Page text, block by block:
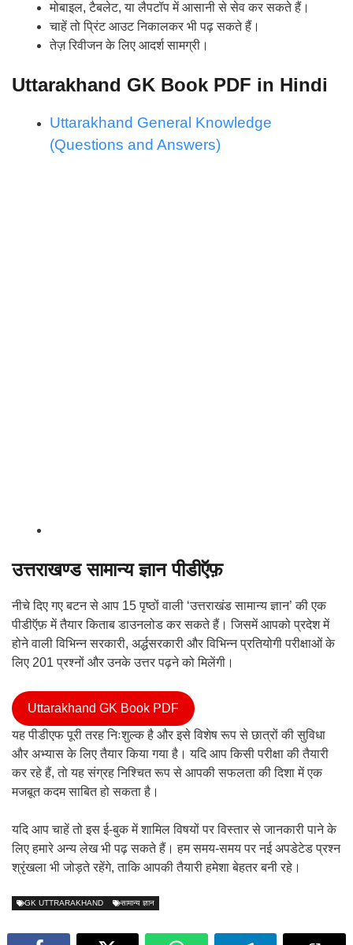
मोबाइल, टैबलेट, या लैपटॉप में आसानी से सेव कर सकते हैं।
चाहें तो प्रिंट आउट निकालकर भी पढ़ सकते हैं।
तेज़ रिवीजन के लिए आदर्श सामग्री।
Uttarakhand GK Book PDF in Hindi
Uttarakhand General Knowledge
(Questions and Answers)
उत्तराखण्ड सामान्य ज्ञान पीडीऍफ़
नीचे दिए गए बटन से आप 15 पृष्ठों वाली ‘उत्तराखंड सामान्य ज्ञान’ की एक
पीडीऍफ़ में तैयार किताब डाउनलोड कर सकते हैं। जिसमें आपको प्रदेश में
होने वाली विभिन्न सरकारी, अर्द्धसरकारी और विभिन्न प्रतियोगी परीक्षाओं के
लिए 201 प्रश्नों और उनके उत्तर पढ़ने को मिलेंगी।
Uttarakhand GK Book PDF
यह पीडीएफ पूरी तरह निःशुल्क है और इसे विशेष रूप से छात्रों की सुविधा
और अभ्यास के लिए तैयार किया गया है। यदि आप किसी परीक्षा की तैयारी
कर रहे हैं, तो यह संग्रह निश्चित रूप से आपकी सफलता की दिशा में एक
मजबूत कदम साबित हो सकता है।
यदि आप चाहें तो इस ई-बुक में शामिल विषयों पर विस्तार से जानकारी पाने के
लिए हमारे अन्य लेख भी पढ़ सकते हैं। हम समय-समय पर नई अपडेटेड प्रश्न
श्रृंखला भी जोड़ते रहेंगे, ताकि आपकी तैयारी हमेशा बेहतर बनी रहे।
GK UTTRARAKHAND सामान्य ज्ञान